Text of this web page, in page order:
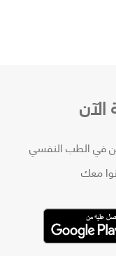
في الطب النفسي
معك